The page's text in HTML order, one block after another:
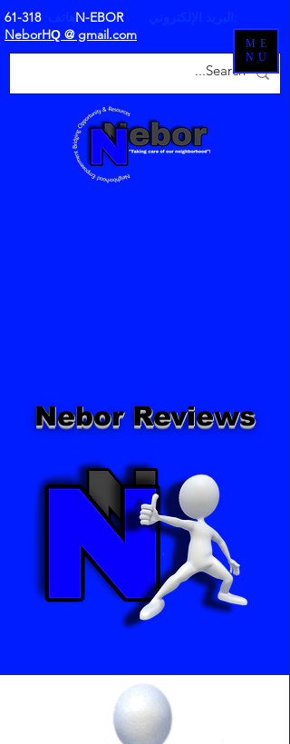
318-61N-EBOR
NeborHQ @ gmail.com
ME
NU
Nebor Reviews